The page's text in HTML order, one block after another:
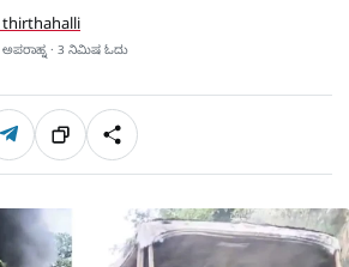
· 3 ನಿಮಿಷ ಓದು
T
l
e
a
m
ಲಿಂ
ಕ್
S
h
r